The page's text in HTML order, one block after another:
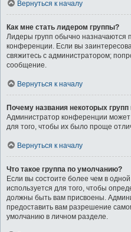
Вернуться к началу
Как мне стать лидером группы?
Лидеры групп обычно назначаются
конференции. Если вы
свяжитесь с администратором;
сообщение.
Вернуться к началу
Почему названия некоторых
Администратор конференции может
для того, чтобы их было проще
Вернуться к началу
Что такое группа по умолчанию?
Если вы состоите более чем в
используется для того, чтобы
должны быть вам присвоены.
предоставить вам разрешение
умолчанию в личном разделе.